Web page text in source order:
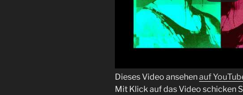
Dieses Video ansehenauf
Mit Klick auf das Video schicken